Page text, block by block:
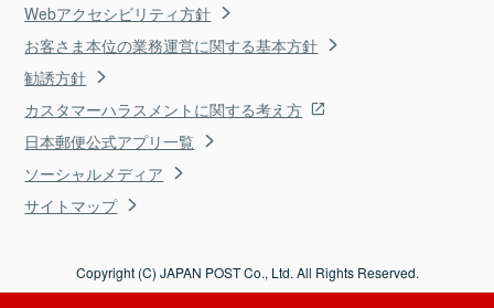
Webアクセシビリティ方針
お客さま本位の業務運営に関する基本方針
勧誘方針
カスタマーハラスメントに関する考え方
日本郵便公式アプリ一覧
ソーシャルメディア
サイトマップ
Copyright (C) JAPAN POST Co., Ltd. All Rights Reserved.